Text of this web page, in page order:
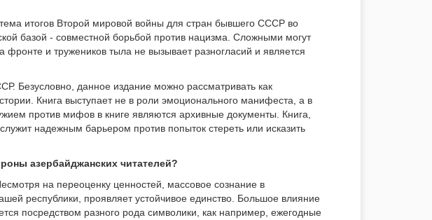
итогов Второй мировой войны для стран бывшего СССР во
базой - совместной борьбой против нацизма. Сложными могут
и тружеников тыла не вызывает разногласий и является
Безусловно, данное издание можно рассматривать как
Книга выступает не в роли эмоционального манифеста, а в
против мифов в книге являются архивные документы. Книга,
надежным барьером против попыток стереть или исказить
азербайджанских читателей?
на переоценку ценностей, массовое сознание в
республики, проявляет устойчивое единство. Большое влияние
посредством разного рода символики, как например, ежегодные